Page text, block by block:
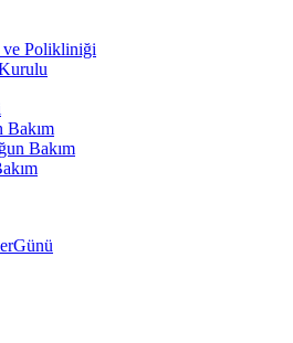
Polikliniği
Bakım
Bakım